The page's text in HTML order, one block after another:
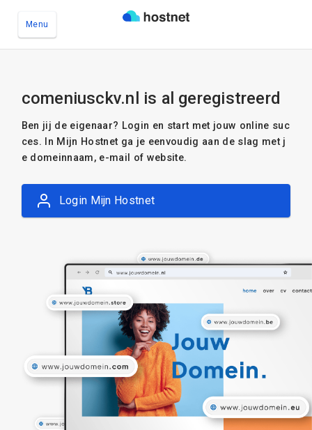
Menu
comeniusckv.nl is al geregistreerd
Ben jij de eigenaar? Login en start met jouw online suc
ces. In Mijn Hostnet ga je eenvoudig aan de slag met j
e domeinnaam, e-mail of website.
Login Mijn Hostnet